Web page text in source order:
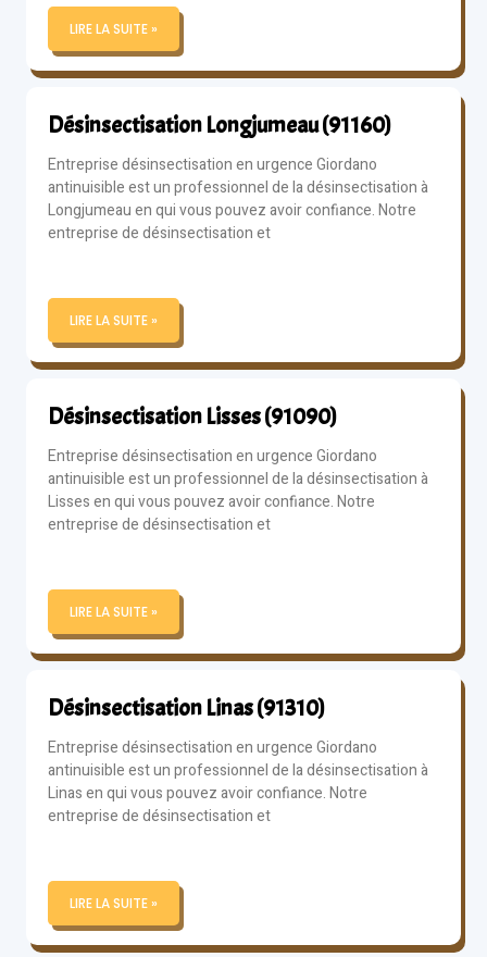
LIRE LA SUITE »
Désinsectisation Longjumeau (91160)
Entreprise désinsectisation en urgence Giordano
antinuisible est un professionnel de la désinsectisation à
Longjumeau en qui vous pouvez avoir confiance. Notre
entreprise de désinsectisation et
LIRE LA SUITE »
Désinsectisation Lisses (91090)
Entreprise désinsectisation en urgence Giordano
antinuisible est un professionnel de la désinsectisation à
Lisses en qui vous pouvez avoir confiance. Notre
entreprise de désinsectisation et
LIRE LA SUITE »
Désinsectisation Linas (91310)
Entreprise désinsectisation en urgence Giordano
antinuisible est un professionnel de la désinsectisation à
Linas en qui vous pouvez avoir confiance. Notre
entreprise de désinsectisation et
LIRE LA SUITE »